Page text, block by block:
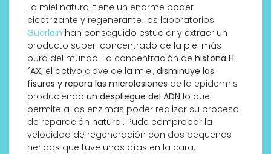
La miel natural tiene un enorme poder
cicatrizante y regenerante, los laboratorios
Guerlain han conseguido estudiar y extraer un
producto super-concentrado de la piel más
pura del mundo. La concentración de histona H
´AX, el activo clave de la miel, disminuye las
fisuras y repara las microlesiones de la epidermis
produciendo un despliegue del ADN lo que
permite a las enzimas poder realizar su proceso
de reparación natural. Pude comprobar la
velocidad de regeneración con dos pequeñas
heridas que tuve unos días en la cara.